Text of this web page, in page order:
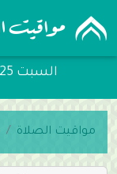
السبت 25 صفر 1448 - 8 أغسطس 2026
مواقيت الصلاة